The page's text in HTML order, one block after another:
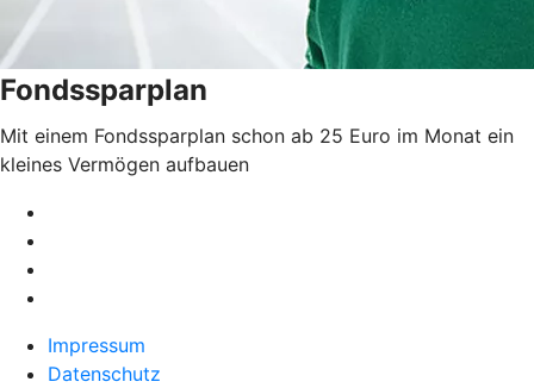
Fondssparplan
Mit einem Fondssparplan schon ab 25 Euro im Monat ein
kleines Vermögen aufbauen
Impressum
Datenschutz